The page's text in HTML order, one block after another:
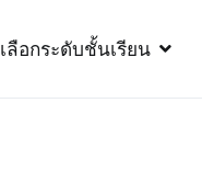
เลือกระดับชั้นเรียน